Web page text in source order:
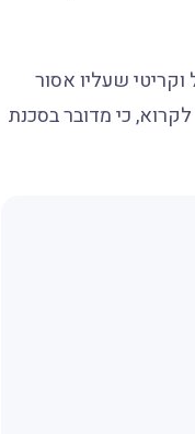
שעליו אסור
כי מדובר בסכנת